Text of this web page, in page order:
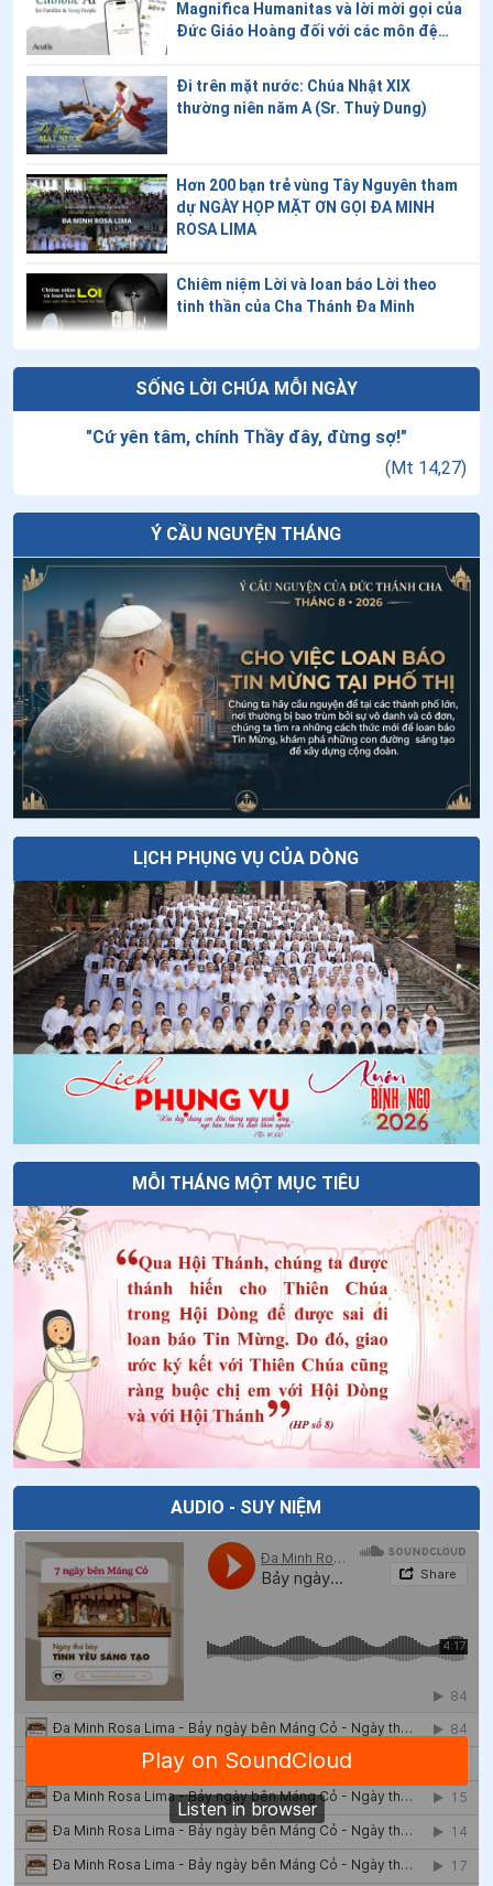
SỐNG LỜI CHÚA MỖI NGÀY
"Cứ yên tâm, chính Thầy đây, đừng sợ!"
( Mt 14,27)
Ý CẦU NGUYỆN THÁNG
LỊCH PHỤNG VỤ CỦA DÒNG
Magnifica Humanitas và lời mời gọi của
Đức Giáo Hoàng đối với các môn đệ
Đi trên mặt nước: Chúa Nhật XIX
thường niên năm A (Sr. Thuỳ Dung)
Hơn 200 bạn trẻ vùng Tây Nguyên tham
dự NGÀY HỌP MẶT ƠN GỌI ĐA MINH
ROSA LIMA
Chiêm niệm Lời và loan báo Lời theo
tinh thần của Cha Thánh Đa Minh
Ngày 08/8 - Thánh Đa Minh
Thứ Bảy tuần VXIII thường niên - Thánh
Đưa AI vào việc dạy giáo lý: Cơ hội mới
cho việc loan báo Tin Mừng?
Năm thời điểm để cầu nguyện khi đang
đi trên đường
Thứ Sáu tuần XVIII thường niên
MỖI THÁNG MỘT MỤC TIÊU
AUDIO - SUY NIỆM